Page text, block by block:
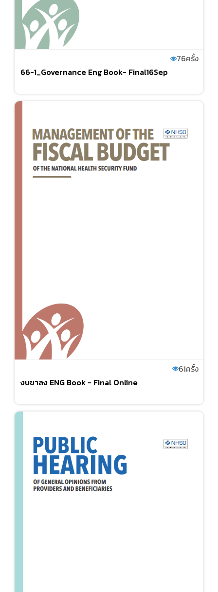
76ครั้ง
66-1_Governance Eng Book- Final16Sep
61ครั้ง
งบขาลง ENG Book - Final Online